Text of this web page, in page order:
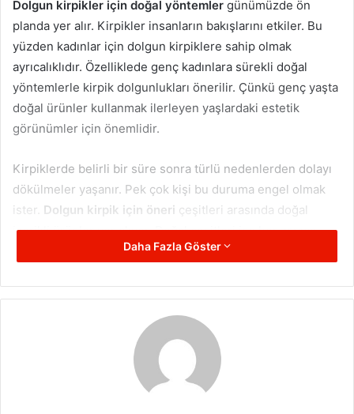
Dolgun kirpikler için doğal yöntemler günümüzde ön
planda yer alır. Kirpikler insanların bakışlarını etkiler. Bu
yüzden kadınlar için dolgun kirpiklere sahip olmak
ayrıcalıklıdır. Özelliklede genç kadınlara sürekli doğal
yöntemlerle kirpik dolgunlukları önerilir. Çünkü genç yaşta
doğal ürünler kullanmak ilerleyen yaşlardaki estetik
görünümler için önemlidir.
Kirpiklerde belirli bir süre sonra türlü nedenlerden dolayı
dökülmeler yaşanır. Pek çok kişi bu duruma engel olmak
ister. Dolgun kirpik için öneri çeşitleri arasında doğal
içerikli ürünler yer alıyor. Doğal çeşitleri ise her zaman
kısa sürede etkili sonuçlar alabilmek mümkündür.
1-) Doğal Yağ Çeşitlerinin Gücünden
Kirpik bakımı denildiğinde ilk öneriler doğal yağ çeşitleri
Daha Fazla Göster